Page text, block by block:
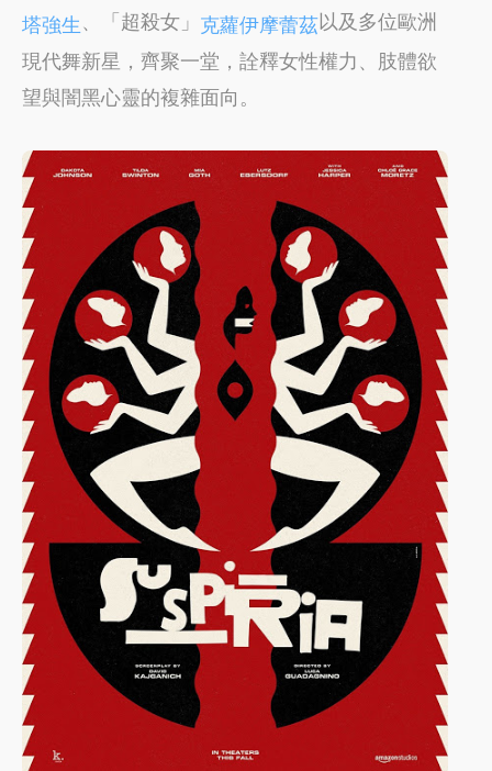
塔強生、「超殺女」 克蘿伊摩蕾茲以及多位歐洲
現代舞新星，齊聚一堂，詮釋女性權力、肢體欲
望與闇黑心靈的複雜面向。